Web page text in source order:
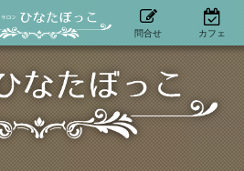
問合せ カフェ